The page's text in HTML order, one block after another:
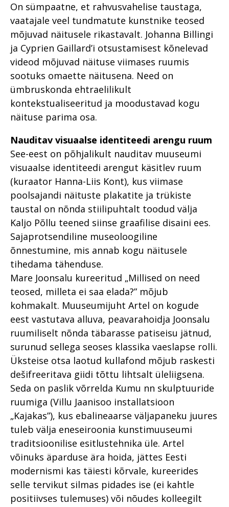
On sümpaatne, et rahvusvahelise taustaga,
vaatajale veel tundmatute kunstnike teosed
mõjuvad näitusele rikastavalt. Johanna Billingi
ja Cyprien Gaillard’i otsustamisest kõnelevad
videod mõjuvad näituse viimases ruumis
sootuks omaette näitusena. Need on
ümbruskonda ehtraelilikult
kontekstualiseeritud ja moodustavad kogu
näituse parima osa.
Nauditav visuaalse identiteedi arengu ruum
See-eest on põhjalikult nauditav muuseumi
visuaalse identiteedi arengut käsitlev ruum
(kuraator Hanna-Liis Kont), kus viimase
poolsajandi näituste plakatite ja trükiste
taustal on nõnda stiilipuhtalt toodud välja
Kaljo Põllu teened siinse graafilise disaini ees.
Sajaprotsendiline museoloogiline
õnnestumine, mis annab kogu näitusele
tihedama tähenduse.
Mare Joonsalu kureeritud „Millised on need
teosed, milleta ei saa elada?” mõjub
kohmakalt. Muuseumijuht Artel on kogude
eest vastutava alluva, peavarahoidja Joonsalu
ruumiliselt nõnda täbarasse patiseisu jätnud,
surunud sellega seoses klassika vaeslapse rolli.
Üksteise otsa laotud kullafond mõjub raskesti
dešifreeritava giidi tõttu lihtsalt üleliigsena.
Seda on paslik võrrelda Kumu nn skulptuuride
ruumiga (Villu Jaanisoo installatsioon
„Kajakas”), kus ebalineaarse väljapaneku juures
tuleb välja eneseiroonia kunstimuuseumi
traditsioonilise esitlustehnika üle. Artel
võinuks äparduse ära hoida, jättes Eesti
modernismi kas täiesti kõrvale, kureerides
selle tervikut silmas pidades ise (ei kahtle
positiivses tulemuses) või nõudes kolleegilt